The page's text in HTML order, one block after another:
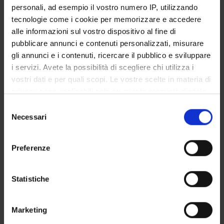
personali, ad esempio il vostro numero IP, utilizzando
tecnologie come i cookie per memorizzare e accedere
alle informazioni sul vostro dispositivo al fine di
pubblicare annunci e contenuti personalizzati, misurare
gli annunci e i contenuti, ricercare il pubblico e sviluppare
i servizi. Avete la possibilità di scegliere chi utilizza i
vostri dati e per quali scopi. Le vostre scelte in materia di
modificare o revocare il proprio consenso in qualsiasi
momento dalla Dichiarazione sui cookie o facendo clic
raccogliere informazioni sulla tua posizione
geografica, con un'approssimazione di qualche
Identificare il tuo dispositivo, scansionandolo
delNecessari
Preferenze
Statistiche
Marketing
Temporary Assistant Professor
Moretti Francesca
Associate Professor
Nardello Francesca
Technical-administrative staff
Nardon Mauro
Scholarship holder
Pedrinolla Anna
Associate Professor
Research Assistants
Full Professor